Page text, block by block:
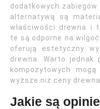
dodatkowych zabiegów
alternatywą są
właściwości drewna i
te są odporne na
oferują estetyczny
drewna. Warto jednak
kompozytowych
wyższe niż ceny drewna
Jakie są